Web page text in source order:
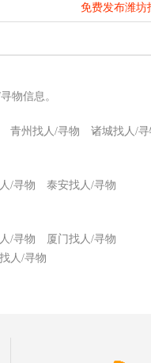
免费发布潍坊
物信息。
青州找人/寻物
诸城找人/寻
/寻物
泰安找人/寻物
/寻物
厦门找人/寻物
人/寻物